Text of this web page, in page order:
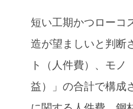
短い工期かつローコ
造が望ましいと判断
ト（人件費）、モ
益）」の合計で構成